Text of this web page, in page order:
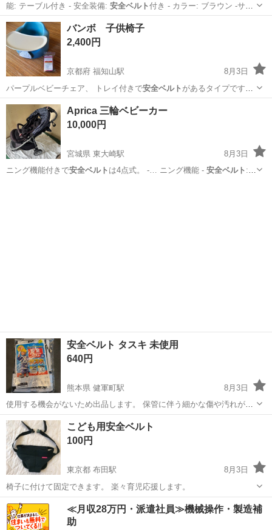
能: テーブル付き - 安全装備: 安全ベルト付き - カラー: ブラウン -サ
イ…
愛知 名古屋市 小幡駅 ベビー用品
バンボ 子供椅子
2,400円
京都府 福知山駅
8月3日
パープルベビーチェア、 トレイ付きで安全ベルト があるタイプです。
我が子は足が太…
京都 福知山市 福知山駅 椅子
Aprica 三輪ベビーカー
10,000円
宮城県 東大崎駅
8月3日
ニング機能付きで安全ベルト は4点式。 -… ニング機能 - 安全ベルト : 4
安全ベルト タスキ 未使用
640円
熊本県 健軍町駅
8月3日
使用する機会がないため出品します。 保管に伴う細かな傷や汚れがあ
る場合がありますので、ご了承ください。 お渡し後はノークレーム・
ノーリターンでお願いいたします。
熊本 熊本市 健軍町駅 その他
こども用安全ベルト
100円
東京都 布田駅
8月3日
椅子に付けて固定できます。 楽々育児応援します。
東京 調布市 布田駅 ベビー用品 安全ベルト
≪月収28万円・派遣社員≫機械操作・製造補
助